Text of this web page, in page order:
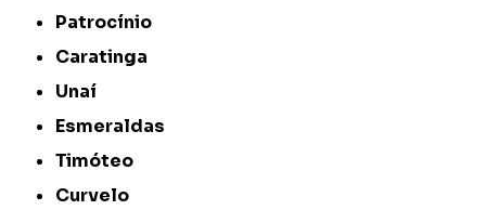
Patrocínio
Caratinga
Unaí
Esmeraldas
Timóteo
Curvelo